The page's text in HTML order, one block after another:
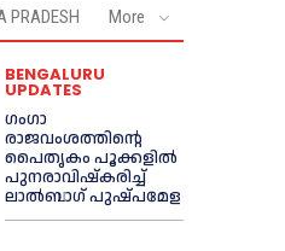
PRADESH More
BENGALURU
UPDATES
ഗംഗാ
രാജവംശത്തിന്റെ
പൈതൃകം പൂക്കളിൽ
പുനരാവിഷ്‌കരിച്ച്
ലാൽബാഗ് പുഷ്പമേള